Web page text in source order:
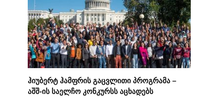
ჰიუბერტ ჰამფრის გაცვლითი პროგრამა –
აშშ-ის საელჩო კონკურსს აცხადებს